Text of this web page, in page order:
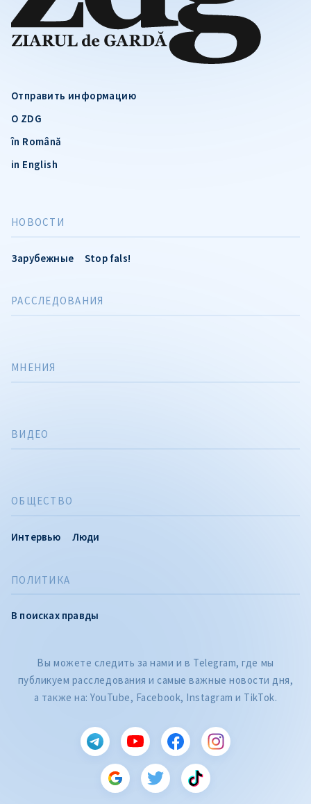
Отправить информацию
О ZDG
în Română
in English
НОВОСТИ
Зарубежные Stop fals!
ПОЛИТИКА
В поисках правды
РАССЛЕДОВАНИЯ
ОБЩЕСТВО
Интервью Люди
МНЕНИЯ
ВИДЕО
Вы можете следить за нами и в Telegram, где мы
публикуем расследования и самые важные новости дня,
а также на: YouTube, Facebook, Instagram и TikTok.